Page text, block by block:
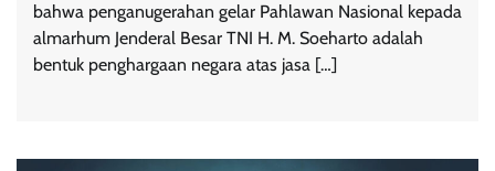
bahwa penganugerahan gelar Pahlawan Nasional kepada
almarhum Jenderal Besar TNI H. M. Soeharto adalah
bentuk penghargaan negara atas jasa […]